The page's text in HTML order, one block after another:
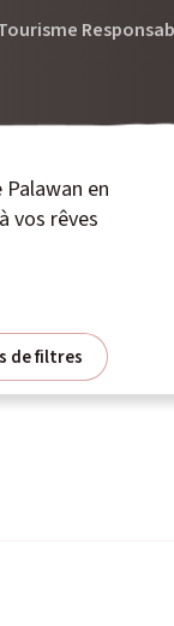
en
vos rêves
de filtres